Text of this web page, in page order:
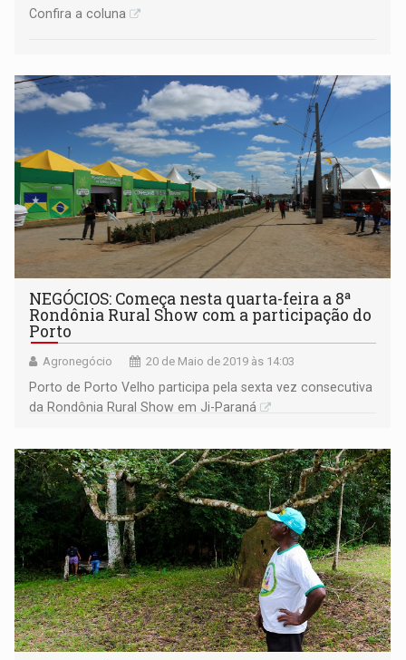
Confira a coluna
NEGÓCIOS: Começa nesta quarta-feira a 8ª
Rondônia Rural Show com a participação do
Porto
Agronegócio 20 de Maio de 2019 às 14:03
Porto de Porto Velho participa pela sexta vez consecutiva
da Rondônia Rural Show em Ji-Paraná